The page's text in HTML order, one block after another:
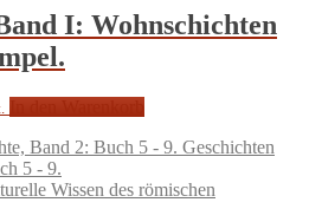
I: Wohnschichten
Geschichten
5 - 9.